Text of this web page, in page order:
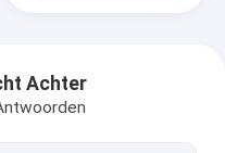
Achter